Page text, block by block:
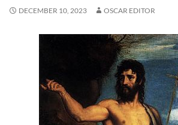
DECEMBER 10, 2023 OSCAR EDITOR